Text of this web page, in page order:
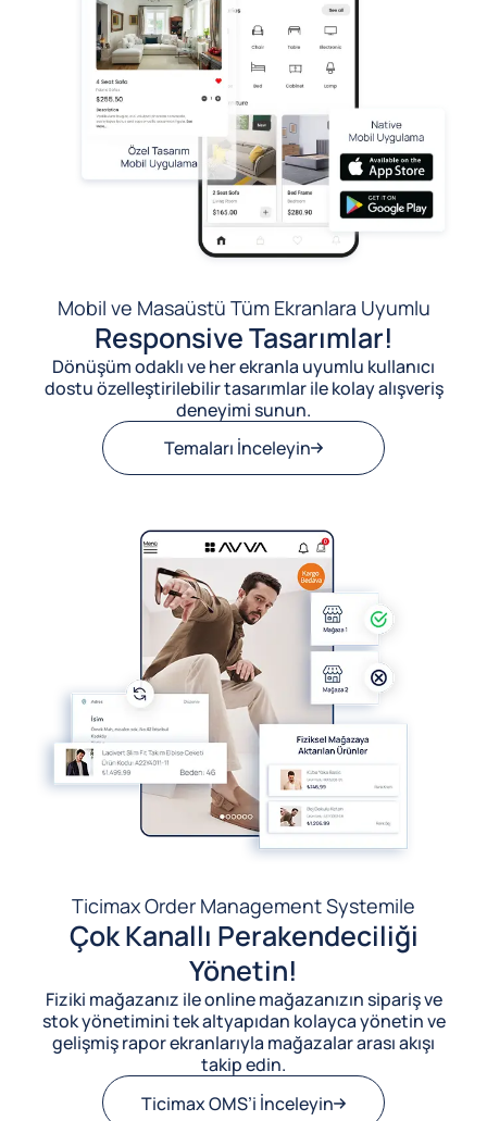
Mobil ve Masaüstü Tüm Ekranlara Uyumlu
Responsive Tasarımlar!
Dönüşüm odaklı ve her ekranla uyumlu kullanıcı
dostu özelleştirilebilir tasarımlar ile kolay alışveriş
deneyimi sunun.
Temaları İnceleyin
Ticimax Order Management Systemile
Çok Kanallı Perakendeciliği
Yönetin!
Fiziki mağazanız ile online mağazanızın sipariş ve
stok yönetimini tek altyapıdan kolayca yönetin ve
gelişmiş rapor ekranlarıyla mağazalar arası akışı
takip edin.
Ticimax OMS’i İnceleyin